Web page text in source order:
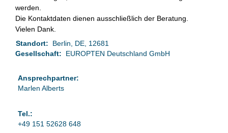
werden.
Die Kontaktdaten dienen ausschließlich der Beratung.
Vielen Dank.
Standort: Berlin, DE, 12681
Gesellschaft: EUROPTEN Deutschland GmbH
Ansprechpartner:
Marlen Alberts
Tel.:
+49 151 52628 648